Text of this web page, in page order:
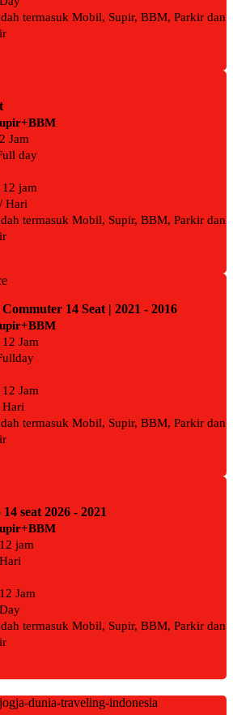
termasuk Mobil, Supir, BBM, Parkir dan
Jam
day
jam
Hari
termasuk Mobil, Supir, BBM, Parkir dan
14 Seat | 2021 - 2016
Jam
Jam
termasuk Mobil, Supir, BBM, Parkir dan
seat 2026 - 2021
jam
Jam
termasuk Mobil, Supir, BBM, Parkir dan